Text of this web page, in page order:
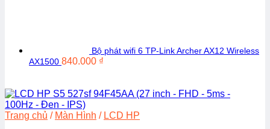
Bộ phát wifi 6 TP-Link Archer AX12 Wireless
AX1500 840.000 ₫
Trang chủ / Màn Hình / LCD HP